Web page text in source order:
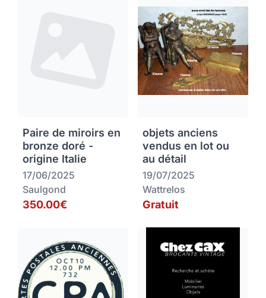
Paire de miroirs en
bronze doré -
origine Italie
17/06/2025
Saulgond
350.00€
objets anciens
vendus en lot ou
au détail
19/07/2025
Wattrelos
Gratuit